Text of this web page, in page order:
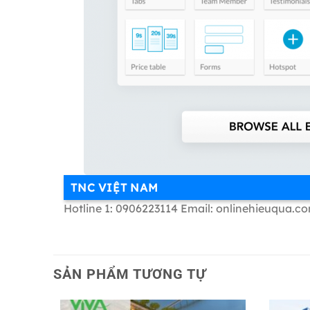
TNC VIỆT NAM
Hotline 1: 0906223114 Email:
SẢN PHẨM TƯƠNG TỰ